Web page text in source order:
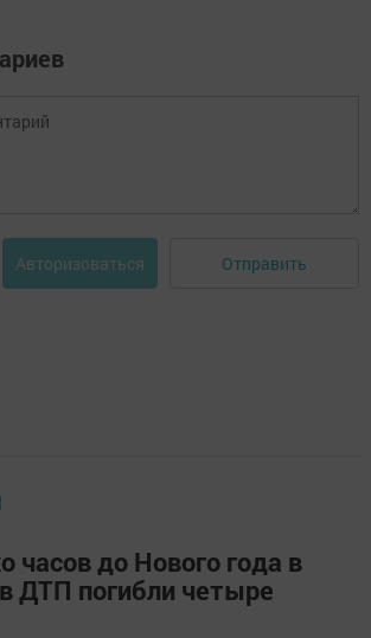
Авторизоваться Отправить
часов до Нового года в
ДТП погибли четыре